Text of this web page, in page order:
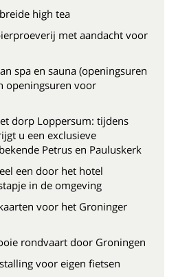
high tea
met aandacht voor
spa en sauna (openingsuren
openingsuren voor
dorp Loppersum: tijdens
u een exclusieve
Petrus en Pauluskerk
een door het hotel
in de omgeving
voor het Groninger
rondvaart door Groningen
voor eigen fietsen